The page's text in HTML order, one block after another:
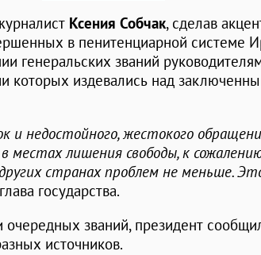
Ксения Собчак, сделав
в пенитенциарной системе
генеральских званий
которых издевались над
и недостойного, жестокого
местах лишения свободы, к
странах проблем не меньше.
государства.
очередных званий, президент
источников.